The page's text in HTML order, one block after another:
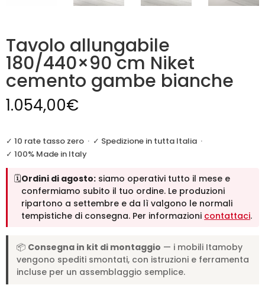
Tavolo allungabile
180/440×90 cm Niket
cemento gambe bianche
1.054,00€
✓ 10 rate tasso zero · ✓ Spedizione in tutta Italia ·
✓ 100% Made in Italy
🗓️Ordini di agosto: siamo operativi tutto il mese e
confermiamo subito il tuo ordine. Le produzioni
ripartono a settembre e da lì valgono le normali
tempistiche di consegna. Per informazioni contattaci.
📦 Consegna in kit di montaggio — i mobili Itamoby
vengono spediti smontati, con istruzioni e ferramenta
incluse per un assemblaggio semplice.